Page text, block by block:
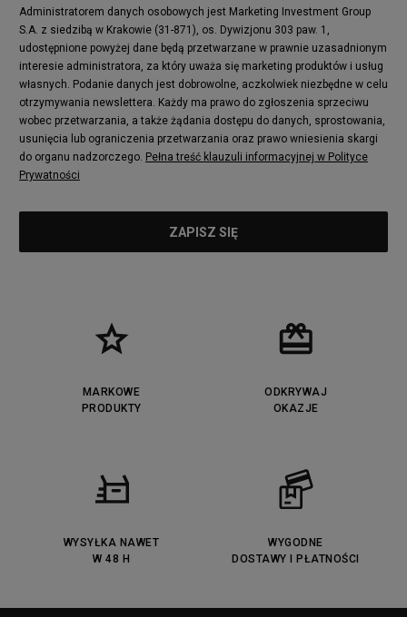
Administratorem danych osobowych jest Marketing Investment Group
S.A. z siedzibą w Krakowie (31-871), os. Dywizjonu 303 paw. 1,
udostępnione powyżej dane będą przetwarzane w prawnie uzasadnionym
interesie administratora, za który uważa się marketing produktów i usług
własnych. Podanie danych jest dobrowolne, aczkolwiek niezbędne w celu
otrzymywania newslettera. Każdy ma prawo do zgłoszenia sprzeciwu
wobec przetwarzania, a także żądania dostępu do danych, sprostowania,
usunięcia lub ograniczenia przetwarzania oraz prawo wniesienia skargi
do organu nadzorczego. Pełna treść klauzuli informacyjnej w Polityce
Prywatności
MARKOWE
PRODUKTY
ODKRYWAJ
OKAZJE
WYSYŁKA NAWET
W 48 H
WYGODNE
DOSTAWY I PŁATNOŚCI